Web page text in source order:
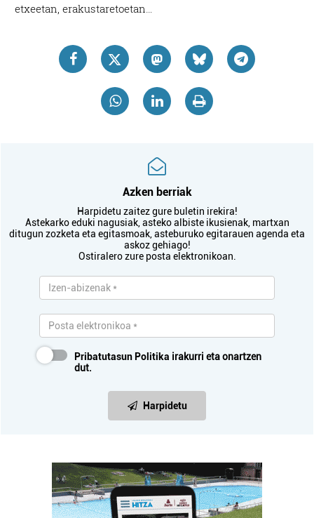
etxeetan, erakustaretoetan…
Azken berriak
Harpidetu zaitez gure buletin irekira!
Astekarko eduki nagusiak, asteko albiste ikusienak, martxan
ditugun zozketa eta egitasmoak, asteburuko egitarauen agenda eta
askoz gehiago!
Ostiralero zure posta elektronikoan.
Pribatutasun Politika irakurri eta onartzen
dut.
Harpidetu